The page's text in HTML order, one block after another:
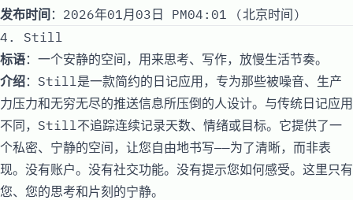
发布时间 ：2026年01月03日 PM04:01 (北京时间)
4. Still
标语：一个安静的空间，用来思考、写作，放慢生活节奏。
介绍：Still是一款简约的日记应用，专为那些被噪音、生产
力压力和无穷无尽的推送信息所压倒的人设计。与传统日记应用
不同，Still不追踪连续记录天数、情绪或目标。它提供了一
个私密、宁静的空间，让您自由地书写——为了清晰，而非表
现。没有账户。没有社交功能。没有提示您如何感受。这里只有
您、您的思考和片刻的宁静。